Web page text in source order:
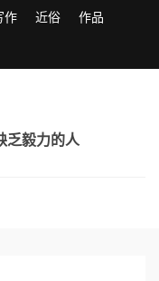
作 近俗 作品
乏毅力的人